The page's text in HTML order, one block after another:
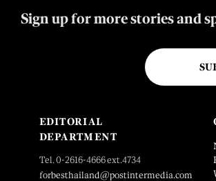
Sign up for more stories and
EDITORIAL
DEPARTMENT
Tel. 0-2616-4666 ext.4734
forbesthailand@postintermedia.com